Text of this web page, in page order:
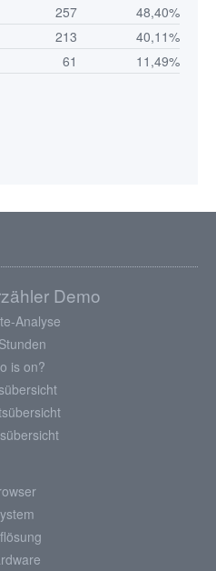
257
48,40%
213
40,11%
61 11,49%
Demo
Analyse
is on?